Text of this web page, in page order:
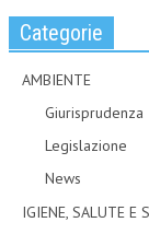
Categorie
AMBIENTE
Giurisprudenza
Legislazione
News
IGIENE, SALUTE E